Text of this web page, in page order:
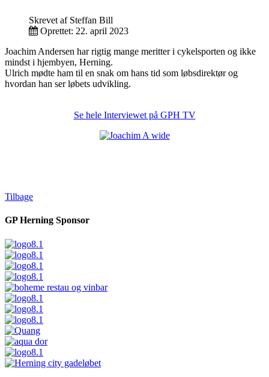
Skrevet af Steffan Bill
Oprettet: 22. april 2023
Joachim Andersen har rigtig mange meritter i cykelsporten og ikke
mindst i hjembyen, Herning.
Ulrich mødte ham til en snak om hans tid som løbsdirektør og
hvordan han ser løbets udvikling.
Se hele Interviewet på GPH TV
Tilbage
GP Herning Sponsor